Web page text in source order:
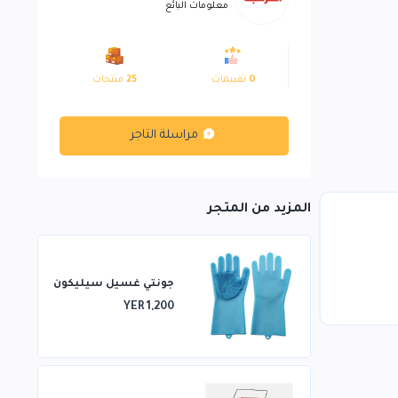
معلومات البائع
0 تقييمات 25 منتجات
مراسلة التاجر
المزيد من المتجر
جونتي غسيل سيليكون
YER 1,200